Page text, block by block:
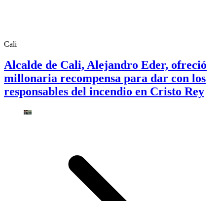
Cali
Alcalde de Cali, Alejandro Eder, ofreció
millonaria recompensa para dar con los
responsables del incendio en Cristo Rey